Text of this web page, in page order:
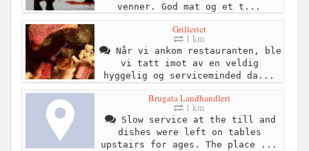
venner. God mat og et t...
Grilleriet
1 km
Når vi ankom restauranten, ble
vi tatt imot av en veldig
hyggelig og serviceminded da...
Brugata Landhandleri
1 km
Slow service at the till and
dishes were left on tables
upstairs for ages. The place ...